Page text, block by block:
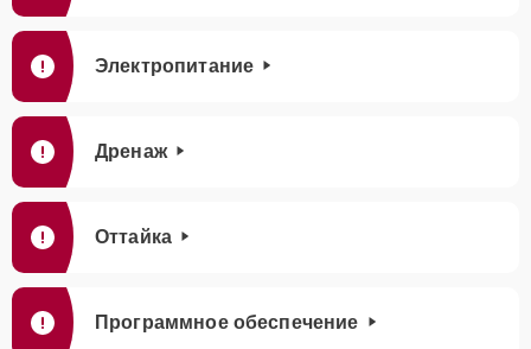
Электропитание
Дренаж
Оттайка
Программное обеспечение